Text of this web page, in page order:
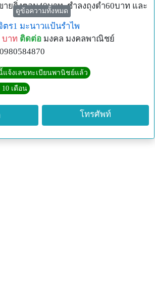
ยกิ่งตอน40บาท. ชำลงถุงดำ60บาท และ
งขนาด12-25นิ้ว ราคาเริ่มต้น 250บาท
วพร้อมเก็บครับ
ดูข้อความทั้งหมด
ร1 มะนาวแป้นรำไพ
บาท ติดต่อ มงคล มงคลพาณิชย์
แจ้งเลขทะเบียนพานิชย์แล้ว
เดือน
โทรศัพท์